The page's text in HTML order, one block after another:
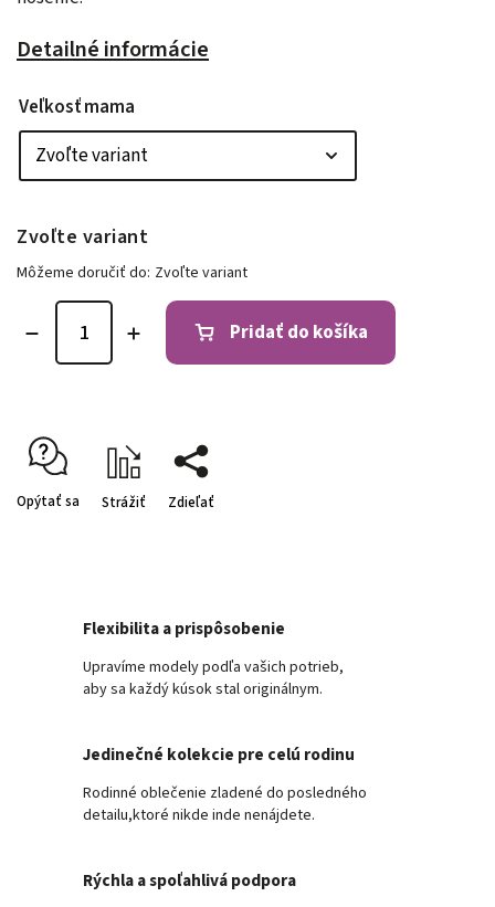
Detailné informácie
Veľkosť mama
Zvoľte variant
Môžeme doručiť do: Zvoľte variant
Pridať do košíka
Opýtať sa Strážiť Zdieľať
Flexibilita a prispôsobenie
Upravíme modely podľa vašich potrieb,
aby sa každý kúsok stal originálnym.
Jedinečné kolekcie pre celú rodinu
Rodinné oblečenie zladené do posledného
detailu,ktoré nikde inde nenájdete.
Rýchla a spoľahlivá podpora